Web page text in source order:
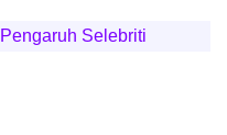
Selebriti